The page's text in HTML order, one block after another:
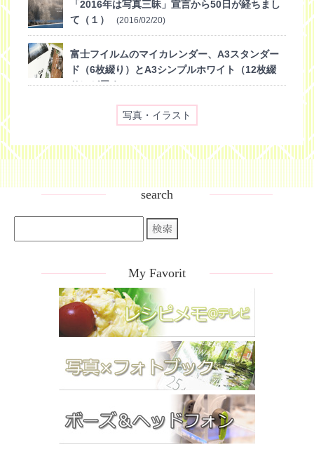
「2016年は写真三昧」宣言から50日が経ちまし
て（１）
(2016/02/20)
富士フイルムのマイカレンダー、A3スタンダー
ド（6枚綴り）とA3シンプルホワイト（12枚綴
り）が届く
(2015/12/08)
写真・イラスト
search
My Favorit